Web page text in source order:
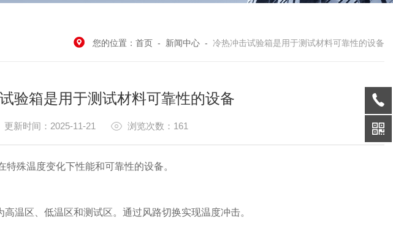
您的位置： 首页 - 新闻中心 - 冷热冲击试验箱是用于测试材料可靠性的设备
验箱是用于测试材料可靠性的设备
更新时间：2025-11-21 浏览次数：161
殊温度变化下性能和可靠性的设备。
区、低温区和测试区。通过风路切换实现温度冲击。